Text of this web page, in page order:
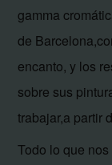
gamma
de
encanto, y los
sobre sus
trabajar,a partir
Todo lo que